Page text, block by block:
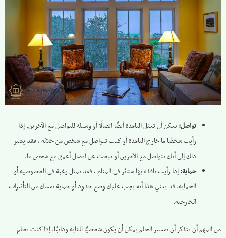
تواصل:يمكن أن تمثل النافذة أيضًا اتصالًا أو وسيلة للتواصل مع الآخرين. إذا
رأيت شخصًا ما خارج النافذة أو كنت تتواصل مع شخص من خلاله ، فقد يشير
ذلك إلى أنك تتواصل مع الآخرين أو تبحث عن اتصال أعمق مع شخص ما.
حماية:إذا رأيت نافذة بها ستائر في المنام ، فقد تمثل رغبة في الخصوصية أو
الحماية. قد يعني هذا أنه يجب عليك وضع حدود أو حماية نفسك من التأثيرات
الخارجية.
من المهم أن تتذكر أن تفسير الحلم يمكن أن يكون شخصيًا للغاية وذاتيًا. إذا كنت تحلم